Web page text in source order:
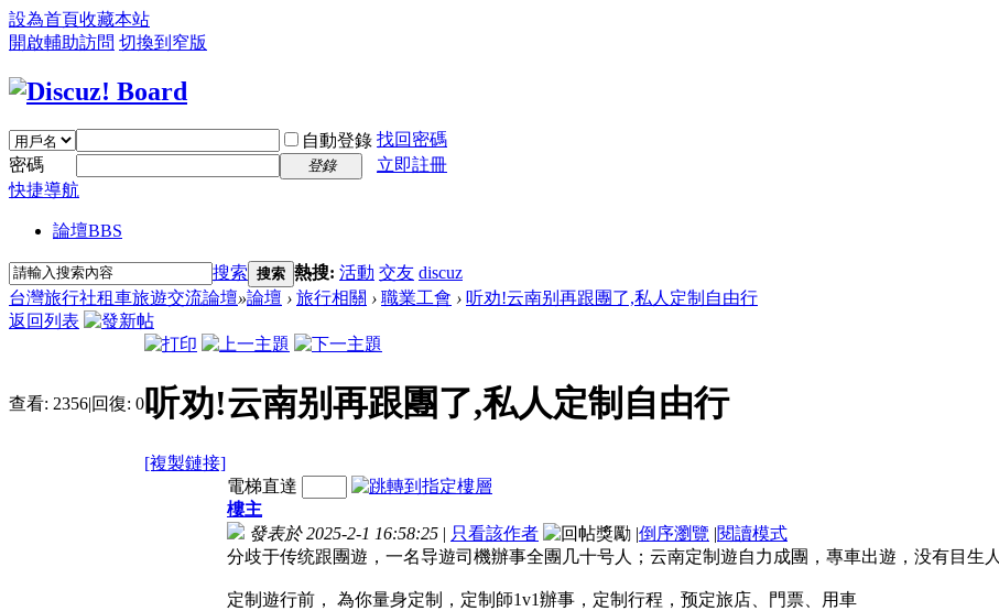
設為首頁收藏本站
開啟輔助訪問 切換到窄版
自動登錄 找回密碼
密碼
登錄
立即註冊
快捷導航
論壇BBS
搜索 搜索 熱搜: 活動 交友 discuz
台灣旅行社租車旅遊交流論壇»論壇 › 旅行相關 › 職業工會 › 听劝!云南别再跟團了,私人定制自由行
返回列表
查看: 2356|回復: 0听劝!云南别再跟團了,私人定制自由行
[複製鏈接]
電梯直達
樓主
發表於 2025-2-1 16:58:25 | 只看該作者 |倒序瀏覽 |閱讀模式
分歧于传统跟團遊，一名导遊司機辦事全團几十号人；云南定制遊自力成團，專車出遊，没有目生人
️定制遊行前， 為你量身定制，定制師1v1辦事，定制行程，预定旅店、門票、用車